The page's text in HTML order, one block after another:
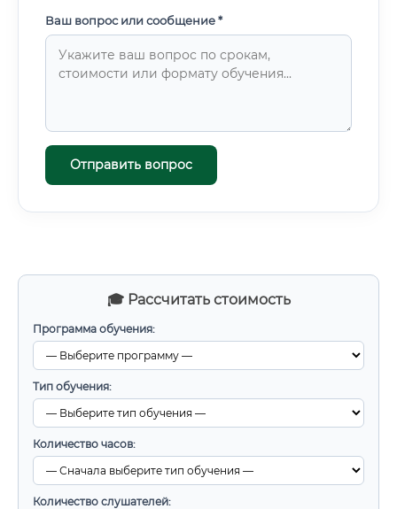
🎓 Рассчитать стоимость
Программа обучения:
Тип обучения:
Количество часов:
Количество слушателей:
Ваш вопрос или сообщение *
Отправить вопрос